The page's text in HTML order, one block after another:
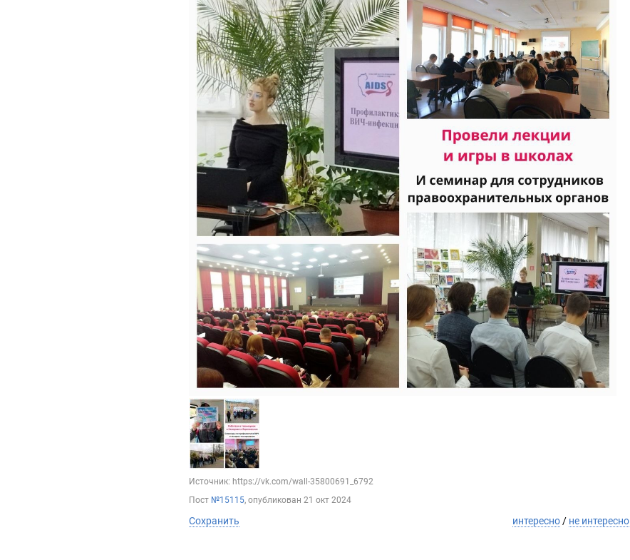
Источник: https://vk.com/wall-35800691_6792
Пост №15115, опубликован 21 окт 2024
Сохранить интересно / не интересно